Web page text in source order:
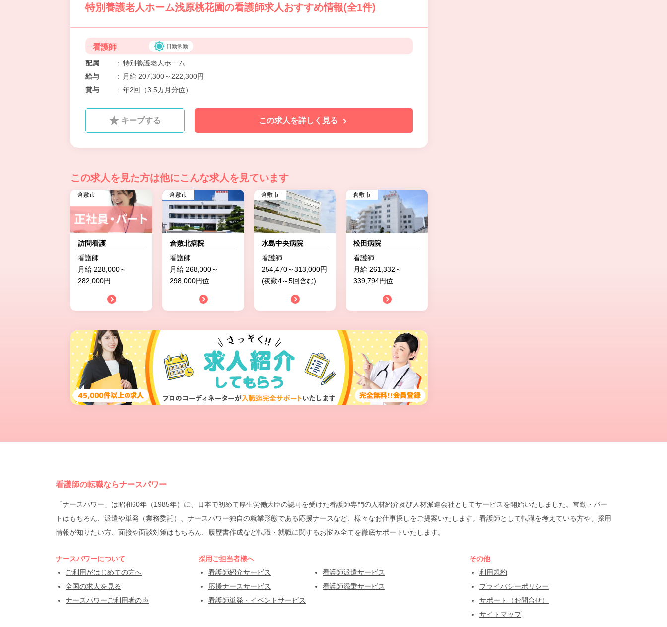
特別養護老人ホーム浅原桃花園の看護師求人おすすめ情報(全1件)
看護師 日勤常勤
配属 : 特別養護老人ホーム
給与
:
月給 207,300～222,300円
賞与
: 年2回（3.5カ月分位）
キープする この求人を詳しく見る
この求人を見た方は他にこんな求人を見ています
倉敷市
訪問看護
看護師
月給 228,000～
282,000円
倉敷市
倉敷北病院
看護師
月給 268,000～
298,000円位
倉敷市
水島中央病院
看護師
254,470～313,000円
(夜勤4～5回含む)
倉敷市
松田病院
看護師
月給 261,332～
339,794円位
看護師の転職ならナースパワー
「ナースパワー」は昭和60年（1985年）に、日本で初めて厚生労働大臣の認可を受けた看護師専門の人材紹介及び人材派遣会社としてサービスを開始いたしました。常勤・パー
トはもちろん、派遣や単発（業務委託）、ナースパワー独自の就業形態である応援ナースなど、様々なお仕事探しをご提案いたします。看護師として転職を考えている方や、採用
情報が知りたい方、面接や面談対策はもちろん、履歴書作成など転職・就職に関するお悩み全てを徹底サポートいたします。
ナースパワーについて
ご利用がはじめての方へ
全国の求人を見る
ナースパワーご利用者の声
採用ご担当者様へ
看護師紹介サービス
応援ナースサービス
看護師単発・イベントサービス
看護師派遣サービス
看護師添乗サービス
その他
利用規約
プライバシーポリシー
サポート（お問合せ）
サイトマップ